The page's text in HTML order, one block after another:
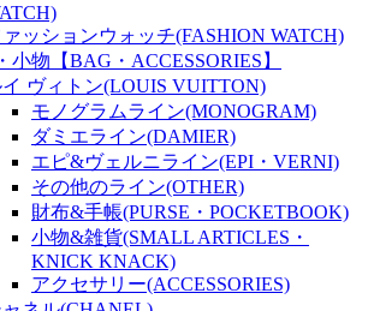
ッションウォッチ(FASHION WATCH)
小物【BAG・ACCESSORIES】
イ ヴィトン(LOUIS VUITTON)
モノグラムライン(MONOGRAM)
ダミエライン(DAMIER)
エピ&ヴェルニライン(EPI・VERNI)
その他のライン(OTHER)
財布&手帳(PURSE・POCKETBOOK)
小物&雑貨(SMALL ARTICLES・
KNICK KNACK)
アクセサリー(ACCESSORIES)